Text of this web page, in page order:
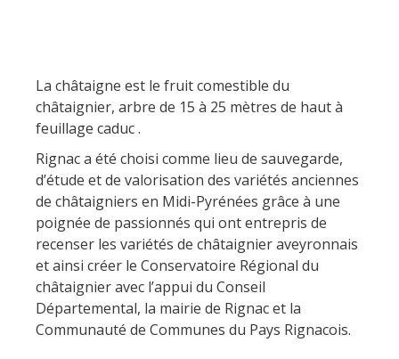
Les points de vues
Patrimoine &
curiosités
Le château et jardin de
Bournazel
Le château de Belcastel
La crypte d'Auzits
Le petit patrimoine
Visites & musées
Activités
sportives
Aventure et jeux
Chambres
d'hôtes
Campings
Hébergements
insolites
Camping car
La chataîgne
Les vignes
Les marchés et
foires
Recettes et
produits locaux
La châtaigne est le fruit comestible du
châtaignier, arbre de 15 à 25 mètres de haut à
feuillage caduc .
Rignac a été choisi comme lieu de sauvegarde,
d’étude et de valorisation des variétés anciennes
de châtaigniers en Midi-Pyrénées grâce à une
poignée de passionnés qui ont entrepris de
recenser les variétés de châtaignier aveyronnais
et ainsi créer le Conservatoire Régional du
châtaignier avec l’appui du Conseil
Départemental, la mairie de Rignac et la
Communauté de Communes du Pays Rignacois.